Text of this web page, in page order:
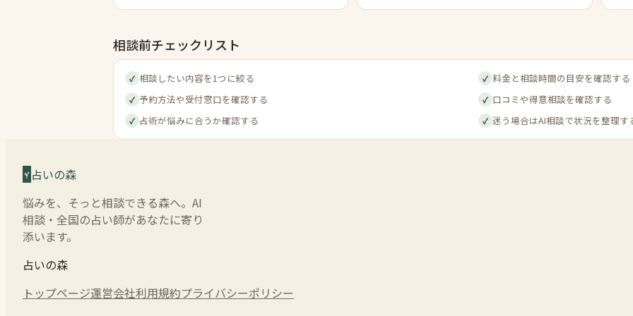
相談前チェックリスト
✓ 相談したい内容を1つに絞る ✓ 料金と相談時間の目安を確認する
✓ 予約方法や受付窓口を確認する ✓ 口コミや得意相談を確認する
✓ 占術が悩みに合うか確認する ✓ 迷う場合はAI相談で状況を整理す
占いの森
悩みを、そっと相談できる森へ。AI
相談・全国の占い師があなたに寄り
添います。
占いの森
トップページ運営会社利用規約プライバシーポリシー